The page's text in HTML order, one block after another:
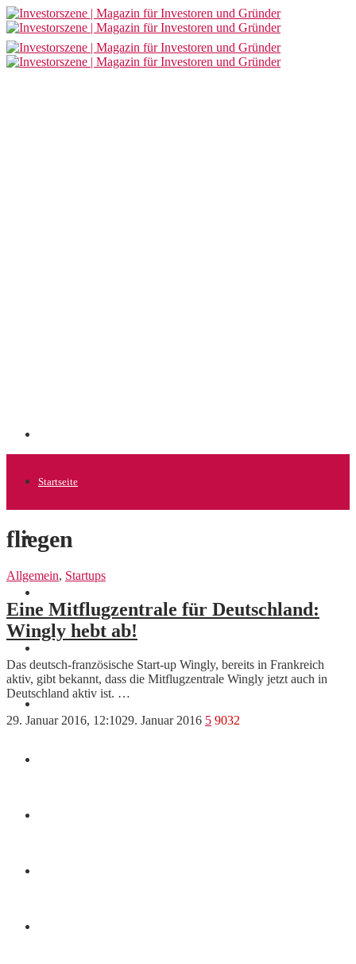
Startseite
Allgemein
fliegen
Allgemein, Startups
Eine Mitflugzentrale für Deutschland:
Wingly hebt ab!
Das deutsch-französische Start-up Wingly, bereits in Frankreich
aktiv, gibt bekannt, dass die Mitflugzentrale Wingly jetzt auch in
Deutschland aktiv ist. …
29. Januar 2016, 12:1029. Januar 2016 5 9032